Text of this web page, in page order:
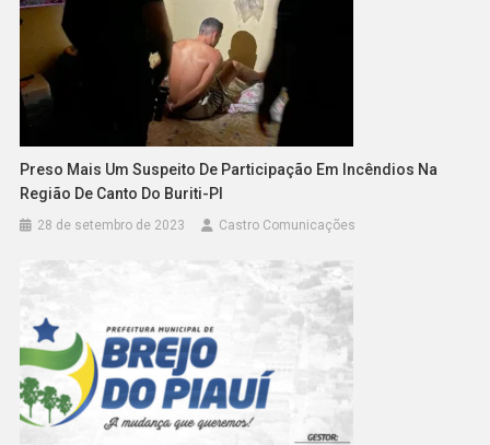
Preso Mais Um Suspeito De Participação Em Incêndios Na
Região De Canto Do Buriti-PI
28 de setembro de 2023 Castro Comunicações